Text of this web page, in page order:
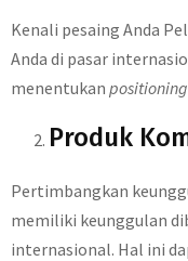
Kenali pesaing Anda
Anda di pasar
menentukan positioning
Produk
Pertimbangkan
memiliki keunggulan
internasional. Hal ini